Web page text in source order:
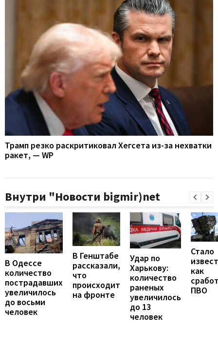
Трамп резко раскритиковал Хегсета из-за нехватки
ракет, — WP
Внутри "Новости bigmir)net
В Одессе
количество
пострадавших
увеличилось
до восьми
человек
В Генштабе
рассказали,
что
происходит
на фронте
Удар по
Харькову:
количество
раненых
увеличилось
до 13
человек
Стало
как
ПВО